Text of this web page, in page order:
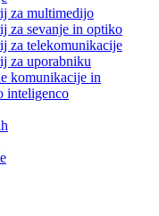
za multimedijo
za sevanje in optiko
za telekomunikacije
za uporabniku
komunikacije in
inteligenco